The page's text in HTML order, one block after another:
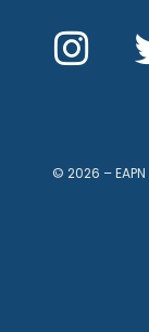
© 2026 –